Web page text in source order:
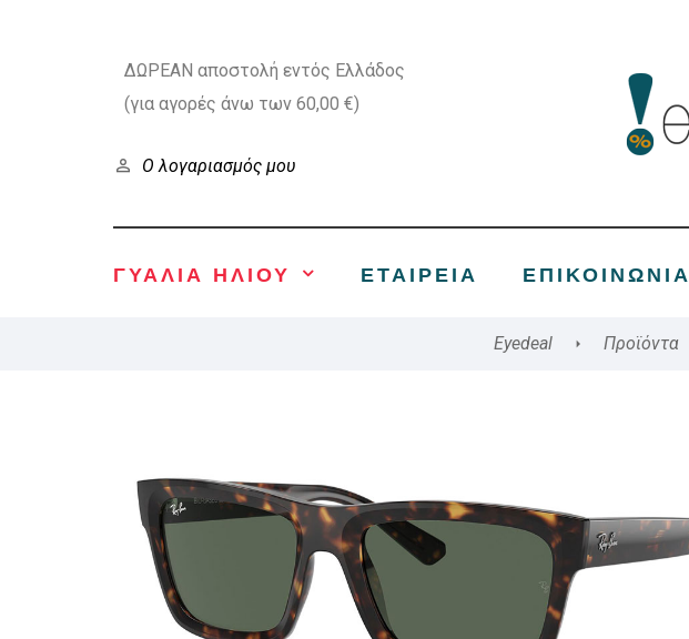
ΔΩΡΕΑΝ αποστολή εντός Ελλάδος
(για αγορές άνω των 60,00 €)
Ο λογαριασμός μου
ΓΥΑΛΙΑ ΗΛΙΟΥ ΕΤΑΙΡΕΊΑ ΕΠΙΚΟΙΝΩΝΊΑ
Eyedeal Προϊόντα